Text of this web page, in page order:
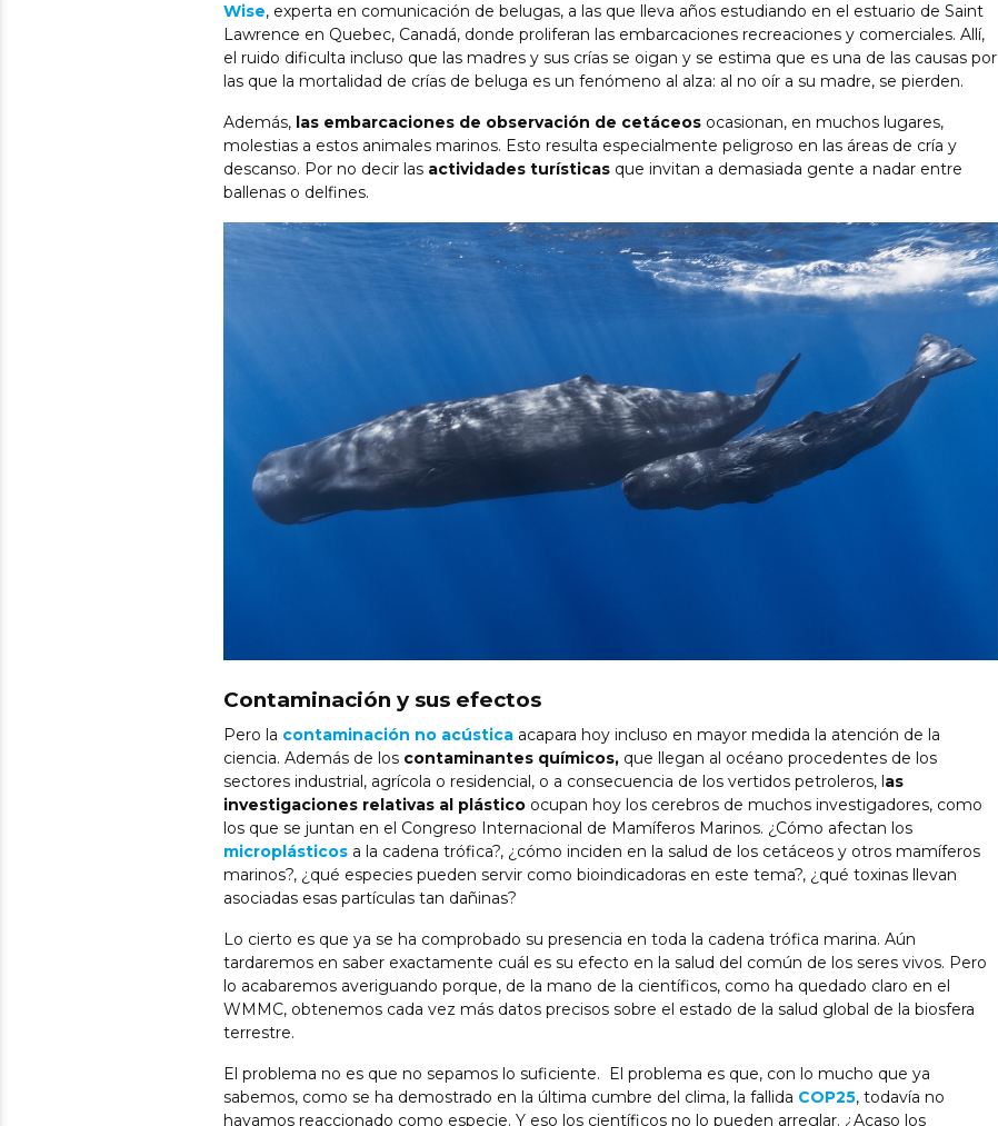
Wise, experta en comunicación de belugas, a las que lleva años estudiando en el estuario de Saint
Lawrence en Quebec, Canadá, donde proliferan las embarcaciones recreaciones y comerciales. Allí,
el ruido dificulta incluso que las madres y sus crías se oigan y se estima que es una de las causas por
las que la mortalidad de crías de beluga es un fenómeno al alza: al no oír a su madre, se pierden.
Además, las embarcaciones de observación de cetáceos ocasionan, en muchos lugares,
molestias a estos animales marinos. Esto resulta especialmente peligroso en las áreas de cría y
descanso. Por no decir las actividades turísticas que invitan a demasiada gente a nadar entre
ballenas o delfines.
Contaminación y sus efectos
Pero la contaminación no acústica acapara hoy incluso en mayor medida la atención de la
ciencia. Además de los contaminantes químicos, que llegan al océano procedentes de los
sectores industrial, agrícola o residencial, o a consecuencia de los vertidos petroleros, las
investigaciones relativas al plástico ocupan hoy los cerebros de muchos investigadores, como
los que se juntan en el Congreso Internacional de Mamíferos Marinos. ¿Cómo afectan los
microplásticos a la cadena trófica?, ¿cómo inciden en la salud de los cetáceos y otros mamíferos
marinos?, ¿qué especies pueden servir como bioindicadoras en este tema?, ¿qué toxinas llevan
asociadas esas partículas tan dañinas?
Lo cierto es que ya se ha comprobado su presencia en toda la cadena trófica marina. Aún
tardaremos en saber exactamente cuál es su efecto en la salud del común de los seres vivos. Pero
lo acabaremos averiguando porque, de la mano de la científicos, como ha quedado claro en el
WMMC, obtenemos cada vez más datos precisos sobre el estado de la salud global de la biosfera
terrestre.
El problema no es que no sepamos lo suficiente. El problema es que, con lo mucho que ya
sabemos, como se ha demostrado en la última cumbre del clima, la fallida COP25, todavía no
hayamos reaccionado como especie. Y eso los científicos no lo pueden arreglar. ¿Acaso los